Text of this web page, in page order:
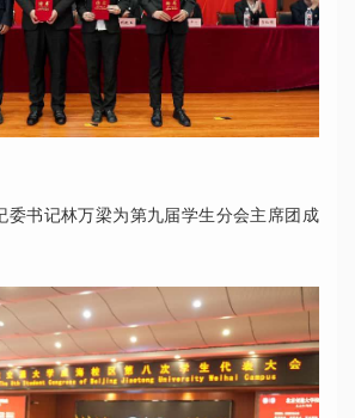
委书记林万梁为第九届学生分会主席团成